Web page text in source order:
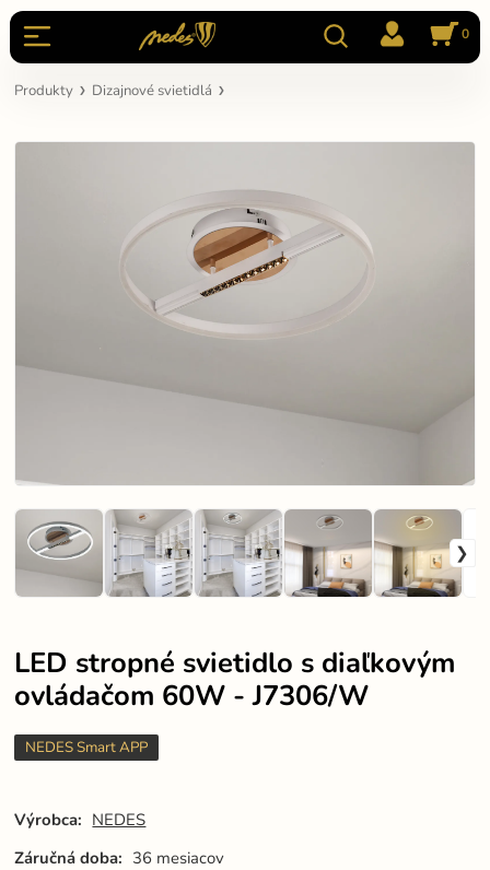
0
Produkty Dizajnové svietidlá
LED stropné svietidlo s diaľkovým
ovládačom 60W - J7306/W
NEDES Smart APP
Výrobca: NEDES
Záručná doba: 36 mesiacov